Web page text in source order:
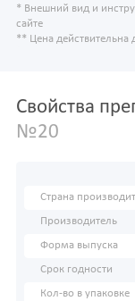
* Внешний вид и
сайте
** Цена действительна
Свойства
№20
Страна
Производитель
Форма выпуска
Срок годности
Кол-во в упаковке